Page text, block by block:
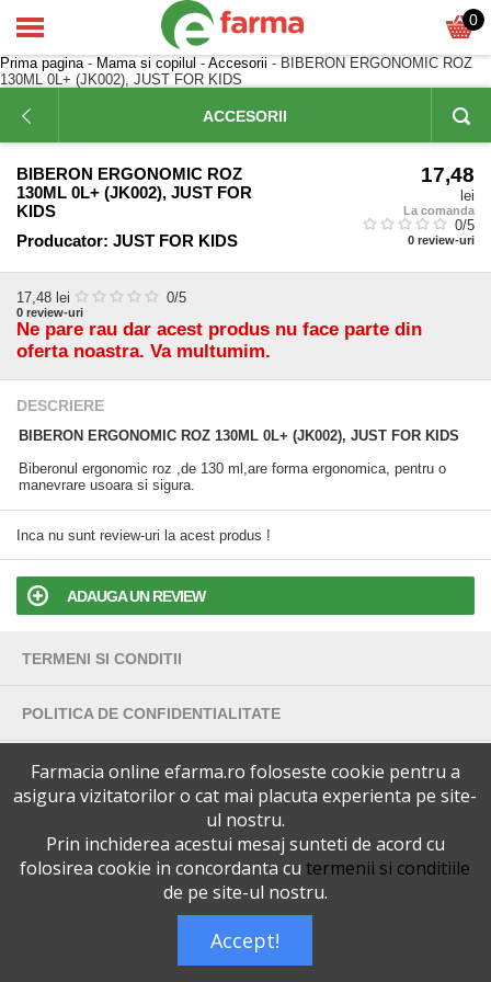
0
Prima pagina- Mama si copilul - Accesorii - BIBERON ERGONOMIC ROZ
130ML 0L+ (JK002), JUST FOR KIDS
ACCESORII
BIBERON ERGONOMIC ROZ
130ML 0L+ (JK002), JUST FOR
KIDS
Producator: JUST FOR KIDS
17,48
lei
La comanda
0/5
0 review-uri
17,48 lei 0/5
0 review-uri
Ne pare rau dar acest produs nu face parte din
oferta noastra. Va multumim.
DESCRIERE
BIBERON ERGONOMIC ROZ 130ML 0L+ (JK002), JUST FOR KIDS
Biberonul ergonomic roz ,de 130 ml,are forma ergonomica, pentru o
manevrare usoara si sigura.
Inca nu sunt review-uri la acest produs !
ADAUGA UN REVIEW
TERMENI SI CONDITII
POLITICA DE CONFIDENTIALITATE
VERSIUNEA DESKTOP
Dreptul de autor © efarma.ro - Toate Drepturile Rezervate.
Farmacia online efarma.ro foloseste cookie pentru a
asigura vizitatorilor o cat mai placuta experienta pe site-
ul nostru.
Prin inchiderea acestui mesaj sunteti de acord cu
folosirea cookie in concordanta cu termenii si conditiile
de pe site-ul nostru.
Accept!